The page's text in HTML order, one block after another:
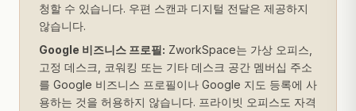
청할 수 있습니다. 우편 스캔과 디지털 전달은 제공하지
않습니다.
Google 비즈니스 프로필: ZworkSpace는 가상 오피스,
고정 데스크, 코워킹 또는 기타 데스크 공간 멤버십 주소
를 Google 비즈니스 프로필이나 Google 지도 등록에 사
용하는 것을 허용하지 않습니다. 프라이빗 오피스도 자격